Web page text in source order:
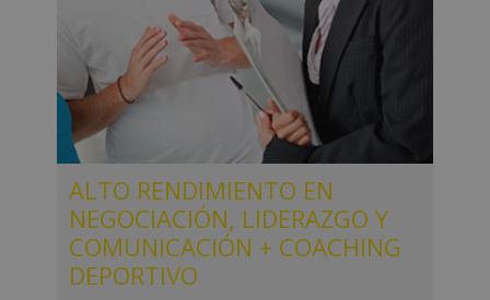
ALTO RENDIMIENTO EN
NEGOCIACIÓN, LIDERAZGO Y
COMUNICACIÓN + COACHING
DEPORTIVO